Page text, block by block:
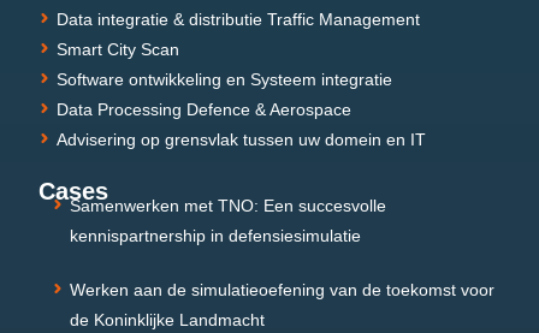
Data integratie & distributie Traffic Management
Smart City Scan
Software ontwikkeling en Systeem integratie
Data Processing Defence & Aerospace
Advisering op grensvlak tussen uw domein en IT
Cases
Samenwerken met TNO: Een succesvolle
kennispartnership in defensiesimulatie
Werken aan de simulatieoefening van de toekomst voor
de Koninklijke Landmacht